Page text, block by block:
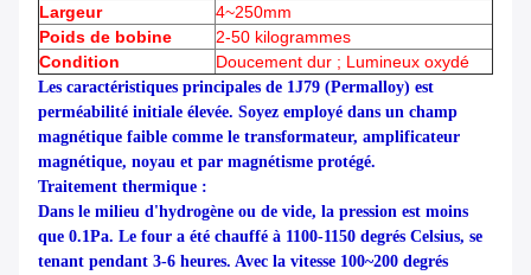
Largeur
4~250mm
Poids de bobine
2-50 kilogrammes
Condition
Doucement dur ; Lumineux oxydé
Les caractéristiques principales de 1J79 (Permalloy) est
perméabilité initiale élevée. Soyez employé dans un champ
magnétique faible comme le transformateur, amplificateur
magnétique, noyau et par magnétisme protégé.
Traitement thermique :
Dans le milieu d'hydrogène ou de vide, la pression est moins
que 0.1Pa. Le four a été chauffé à 1100-1150 degrés Celsius, se
tenant pendant 3-6 heures. Avec la vitesse 100~200 degrés